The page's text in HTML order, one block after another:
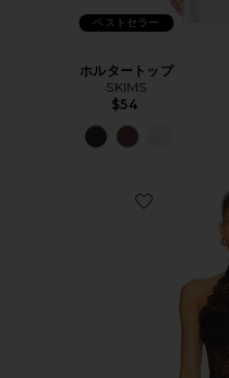
ベストセラー
ホルタートップ
SKIMS
$54